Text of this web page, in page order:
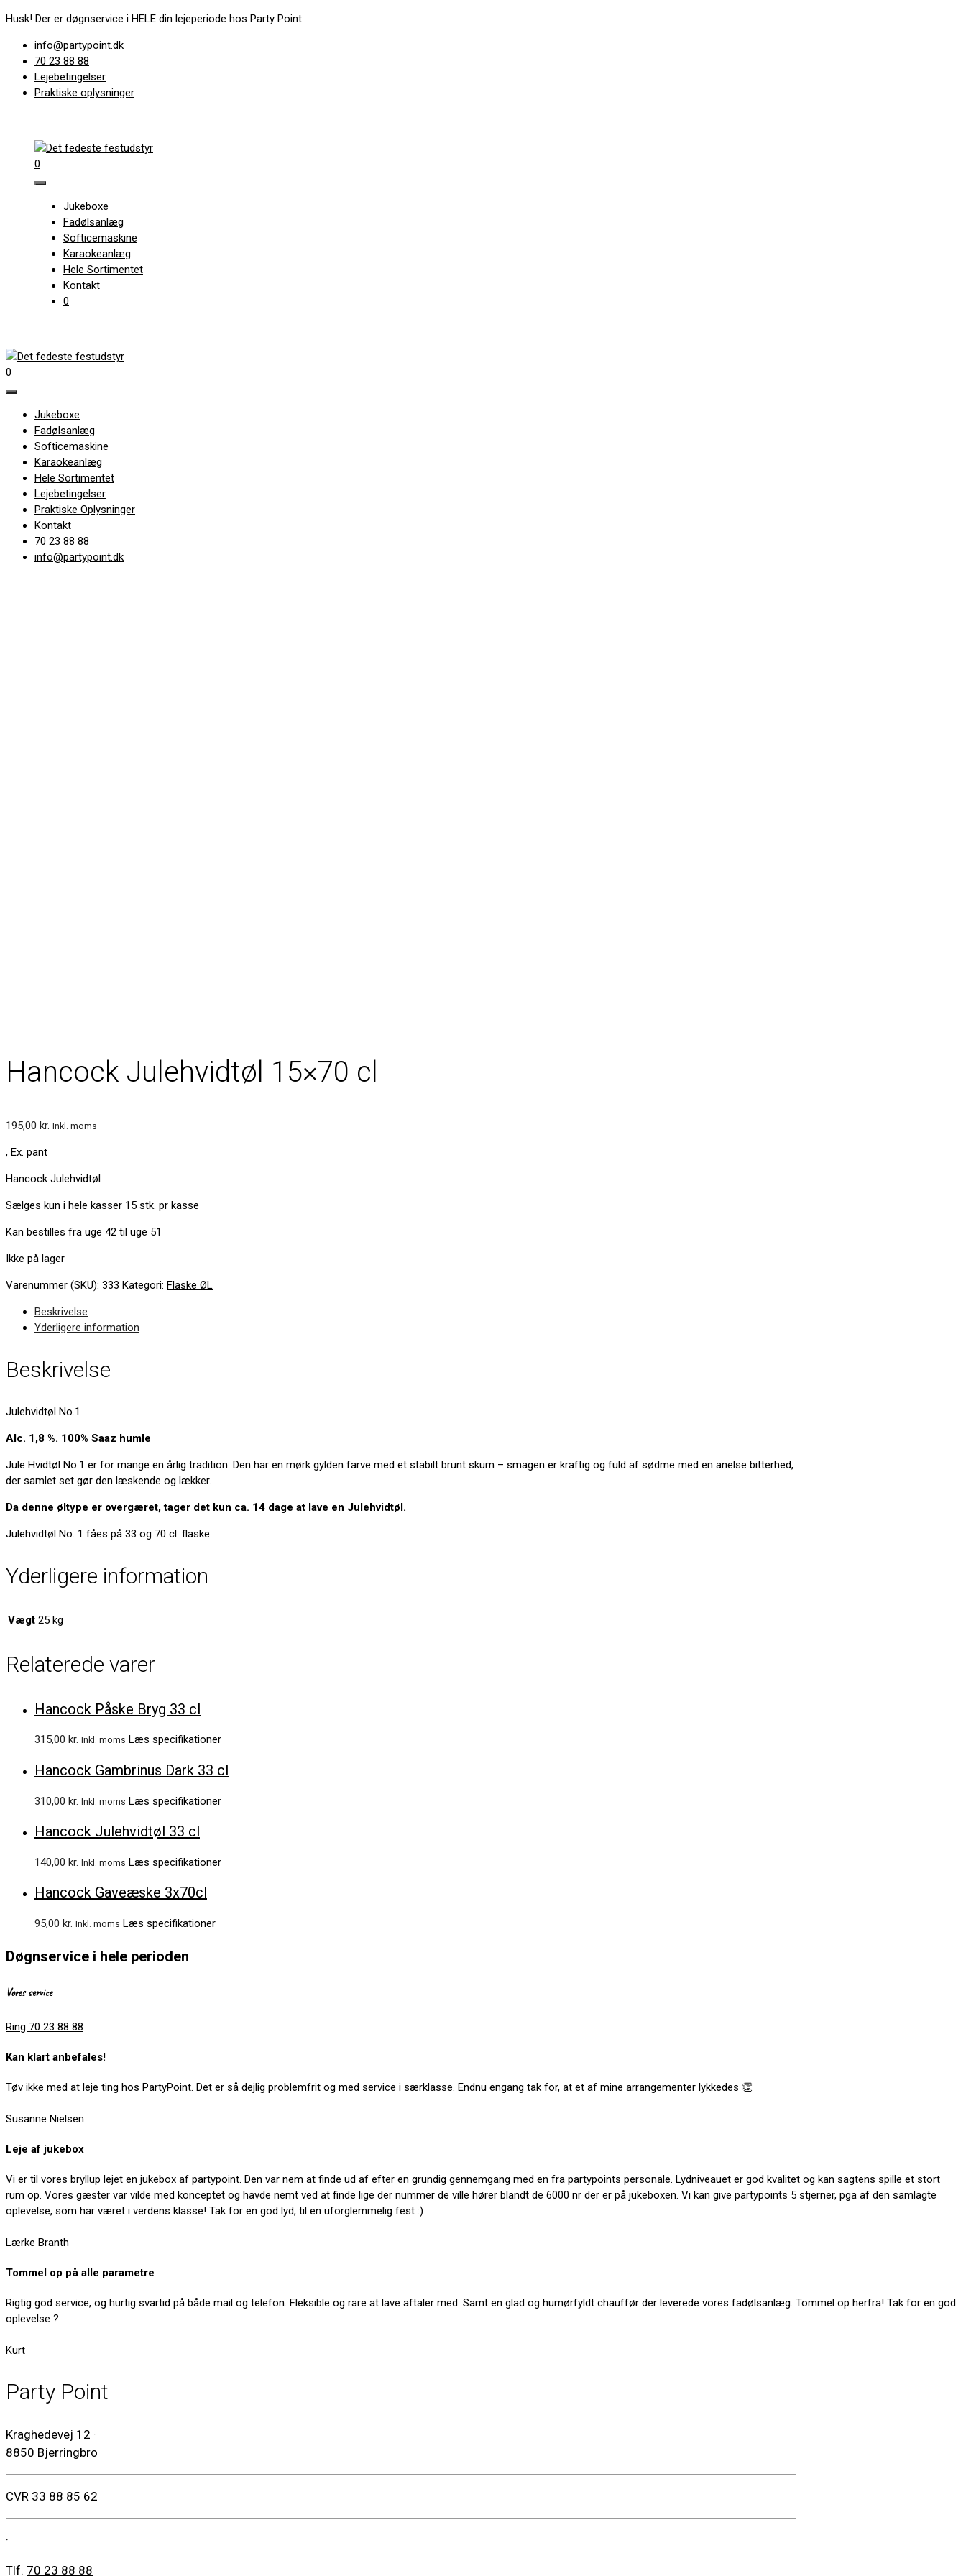
Hop
indhold
Husk! Der er døgnservice i HELE din lejeperiode hos Party Point
info@partypoint.dk
70 23 88 88
Lejebetingelser
Praktiske oplysninger
0
Jukeboxe
Fadølsanlæg
Softicemaskine
Karaokeanlæg
Hele Sortimentet
Kontakt
0
0
Jukeboxe
Fadølsanlæg
Softicemaskine
Karaokeanlæg
Hele Sortimentet
Lejebetingelser
Praktiske Oplysninger
Kontakt
70 23 88 88
info@partypoint.dk
Hancock Julehvidtøl 15×70 cl
195,00 kr. Inkl. moms
, Ex. pant
Hancock Julehvidtøl
Sælges kun i hele kasser 15 stk. pr kasse
Kan bestilles fra uge 42 til uge 51
Ikke på lager
Varenummer (SKU): 333 Kategori: Flaske ØL
Beskrivelse
Yderligere information
Beskrivelse
Julehvidtøl No.1
Alc. 1,8 %. 100% Saaz humle
Jule Hvidtøl No.1 er for mange en årlig tradition. Den har en mørk gylden farve med et stabilt brunt skum – smagen er kraftig og fuld af sødme med en anelse bitterhed,
der samlet set gør den læskende og lækker.
Da denne øltype er overgæret, tager det kun ca. 14 dage at lave en Julehvidtøl.
Julehvidtøl No. 1 fåes på 33 og 70 cl. flaske.​
Yderligere information
Vægt 25 kg
Relaterede varer
Hancock Påske Bryg 33 cl
315,00 kr. Inkl. moms Læs specifikationer
Hancock Gambrinus Dark 33 cl
310,00 kr. Inkl. moms Læs specifikationer
Hancock Julehvidtøl 33 cl
140,00 kr. Inkl. moms Læs specifikationer
Hancock Gaveæske 3x70cl
95,00 kr. Inkl. moms Læs specifikationer
Døgnservice i hele perioden
Vores service
Ring 70 23 88 88
Kan klart anbefales!
Tøv ikke med at leje ting hos PartyPoint. Det er så dejlig problemfrit og med service i særklasse. Endnu engang tak for, at et af mine arrangementer lykkedes 👏
Susanne Nielsen
Leje af jukebox
Vi er til vores bryllup lejet en jukebox af partypoint. Den var nem at finde ud af efter en grundig gennemgang med en fra partypoints personale. Lydniveauet er god kvalitet og kan sagtens spille et stort
rum op. Vores gæster var vilde med konceptet og havde nemt ved at finde lige der nummer de ville hører blandt de 6000 nr der er på jukeboxen. Vi kan give partypoints 5 stjerner, pga af den samlagte
oplevelse, som har været i verdens klasse! Tak for en god lyd, til en uforglemmelig fest :)
Lærke Branth
Tommel op på alle parametre
Rigtig god service, og hurtig svartid på både mail og telefon. Fleksible og rare at lave aftaler med. Samt en glad og humørfyldt chauffør der leverede vores fadølsanlæg. Tommel op herfra! Tak for en god
oplevelse ?
Kurt
Party Point
Kraghedevej 12 ·
8850 Bjerringbro
CVR 33 88 85 62
·
Tlf. 70 23 88 88